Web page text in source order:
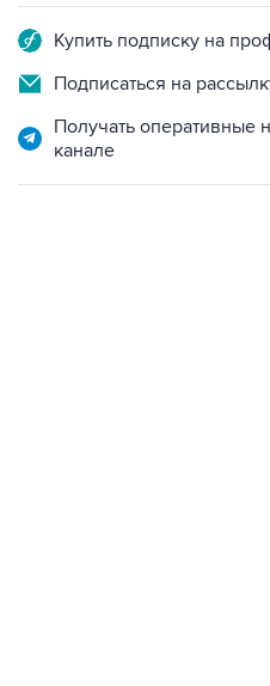
Купить подписку на
Подписаться на
Получать оперативные
канале